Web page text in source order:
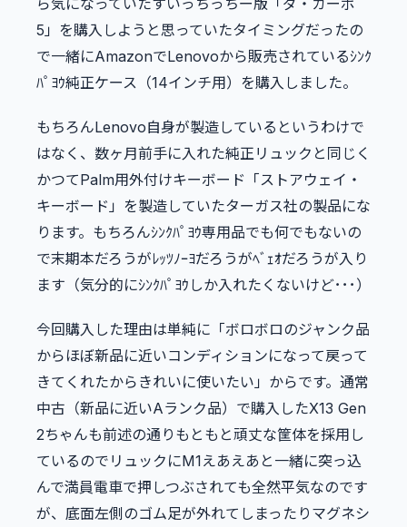
5」を購入しようと思っていたタイミングだったの
で一緒にAmazonでLenovoから販売されているｼﾝｸ
ﾊﾟﾖｳ純正ケース（14インチ用）を購入しました。
もちろんLenovo自身が製造しているというわけで
はなく、数ヶ月前手に入れた純正リュックと同じく
かつてPalm用外付けキーボード「ストアウェイ・
キーボード」を製造していたターガス社の製品にな
ります。もちろんｼﾝｸﾊﾟﾖｳ専用品でも何でもないの
で末期本だろうがﾚｯﾂﾉｰﾖだろうがﾍﾞｪｵだろうが入り
ます（気分的にｼﾝｸﾊﾟﾖｳしか入れたくないけど･･･）
今回購入した理由は単純に「ボロボロのジャンク品
からほぼ新品に近いコンディションになって戻って
きてくれたからきれいに使いたい」からです。通常
中古（新品に近いAランク品）で購入したX13 Gen
2ちゃんも前述の通りもともと頑丈な筐体を採用し
ているのでリュックにM1えあえあと一緒に突っ込
んで満員電車で押しつぶされても全然平気なのです
が、底面左側のゴム足が外れてしまったりマグネシ